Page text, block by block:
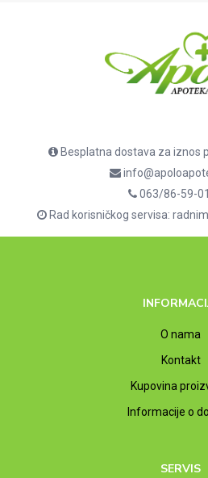
Besplatna dostava za iznos
063/86-59-
Rad korisničkog servisa:
O nama
Kontakt
Kupovina
Informacije o
SERVIS